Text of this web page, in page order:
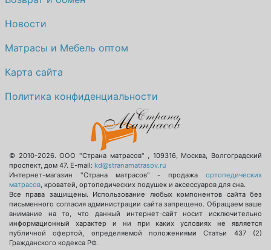
Новости
Матрасы и Мебель оптом
Карта сайта
Политика конфиденциальности
© 2010-2026.ООО "Страна матрасов" , 109316, Москва, Волгоградский
проспект, дом 47. E-mail: kd@stranamatrasov.ru
Интернет-магазин "Страна матрасов" - продажа ортопедических
матрасов, кроватей, ортопедических подушек и аксессуаров для сна.
Все права защищены. Использование любых компонентов сайта без
письменного согласия администрации сайта запрещено. Обращаем ваше
внимание на то, что данный интернет-сайт носит исключительно
информационный характер и ни при каких условиях не является
публичной офертой, определяемой положениями Статьи 437 (2)
Гражданского кодекса РФ.